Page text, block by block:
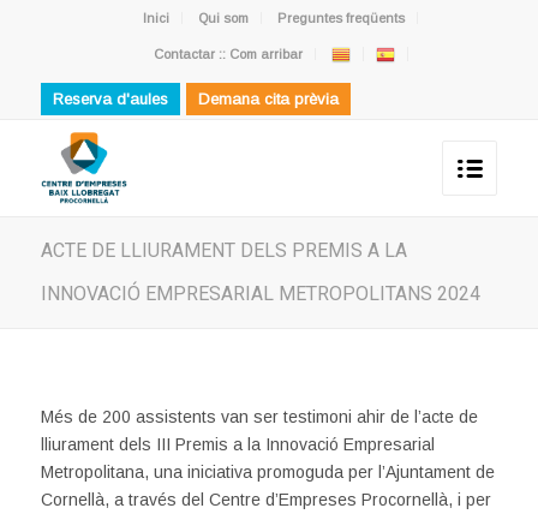
Inici Qui som Preguntes freqüents
Contactar :: Com arribar
Reserva d'aules Demana cita prèvia
ACTE DE LLIURAMENT DELS PREMIS A LA
INNOVACIÓ EMPRESARIAL METROPOLITANS 2024
Més de 200 assistents van ser testimoni ahir de l’acte de
lliurament dels III Premis a la Innovació Empresarial
Metropolitana, una iniciativa promoguda per l’Ajuntament de
Cornellà, a través del Centre d’Empreses Procornellà, i per